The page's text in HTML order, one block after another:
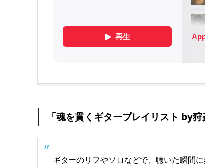
「魂を貫くギタープレイリスト by狩
ギターのリフやソロなどで、聴いた瞬間